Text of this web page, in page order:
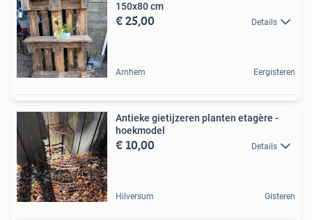
150x80 cm
€ 25,00 Details
Arnhem Eergisteren
Antieke gietijzeren planten etagère -
hoekmodel
€ 10,00 Details
Hilversum Gisteren